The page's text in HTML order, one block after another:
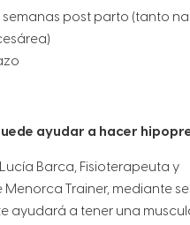
semanas post parto (tanto
ayudar a hacer
Barca, Fisioterapeuta y
Menorca Trainer, mediante
ayudará a tener una